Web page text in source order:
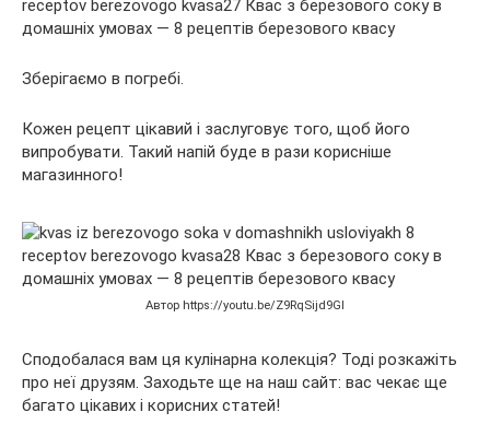
Зберігаємо в погребі.
Кожен рецепт цікавий і заслуговує того, щоб його
випробувати. Такий напій буде в рази корисніше
магазинного!
Автор https://youtu.be/Z9RqSijd9GI
Сподобалася вам ця кулінарна колекція? Тоді розкажіть
про неї друзям. Заходьте ще на наш сайт: вас чекає ще
багато цікавих і корисних статей!